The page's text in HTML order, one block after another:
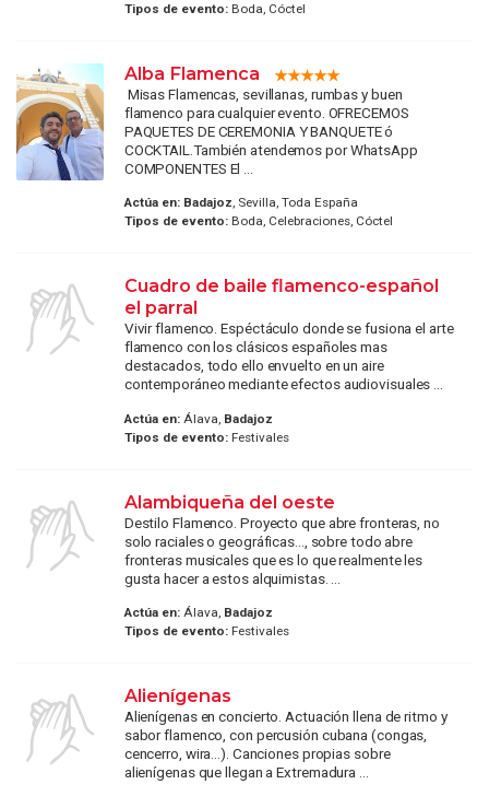
Tipos de evento:Boda, Cóctel
Alba Flamenca
Misas Flamencas, sevillanas, rumbas y buen
flamenco para cualquier evento. OFRECEMOS
PAQUETES DE CEREMONIA Y BANQUETE ó
COCKTAIL.También atendemos por WhatsApp
COMPONENTES El ...
Actúa en: Badajoz, Sevilla, Toda España
Tipos de evento:Boda, Celebraciones, Cóctel
Cuadro de baile flamenco-español
el parral
Vivir flamenco. Espéctáculo donde se fusiona el arte
flamenco con los clásicos españoles mas
destacados, todo ello envuelto en un aire
contemporáneo mediante efectos audiovisuales ...
Actúa en:Álava, Badajoz
Tipos de evento:Festivales
Alambiqueña del oeste
Destilo Flamenco. Proyecto que abre fronteras, no
solo raciales o geográficas..., sobre todo abre
fronteras musicales que es lo que realmente les
gusta hacer a estos alquimistas. ...
Actúa en:Álava, Badajoz
Tipos de evento:Festivales
Alienígenas
Alienígenas en concierto. Actuación llena de ritmo y
sabor flamenco, con percusión cubana (congas,
cencerro, wira...). Canciones propias sobre
alienígenas que llegan a Extremadura ...